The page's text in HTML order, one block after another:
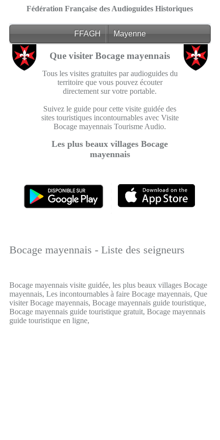
Fédération Française des Audioguides Historiques
FFAGH Mayenne
Que visiter Bocage mayennais
Tous les visites gratuites par audioguides du
territoire que vous pouvez écouter
directement sur votre portable.
Suivez le guide pour cette visite guidée des
sites touristiques incontournables avec Visite
Bocage mayennais Tourisme Audio.
Les plus beaux villages Bocage
mayennais
Bocage mayennais - Liste des seigneurs
Bocage mayennais visite guidée, les plus beaux villages Bocage
mayennais, Les incontournables à faire Bocage mayennais, Que
visiter Bocage mayennais, Bocage mayennais guide touristique,
Bocage mayennais guide touristique gratuit, Bocage mayennais
guide touristique en ligne,